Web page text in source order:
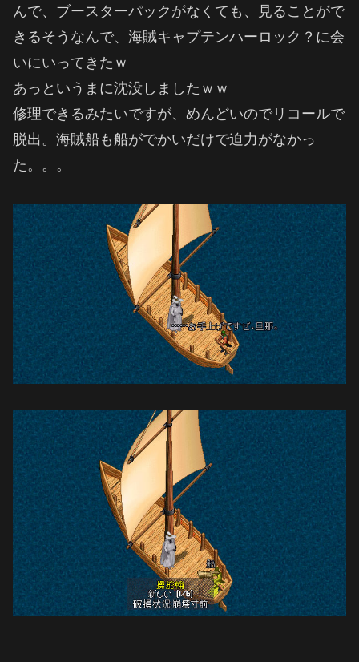
んで、ブースターパックがなくても、見ることがで
きるそうなんで、海賊キャプテンハーロック？に会
いにいってきたｗ
あっというまに沈没しましたｗｗ
修理できるみたいですが、めんどいのでリコールで
脱出。海賊船も船がでかいだけで迫力がなかっ
た。。。